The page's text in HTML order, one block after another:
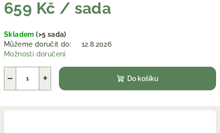
659 Kč / sada
cena:
Skladem(>5 sada)
Můžeme doručit do:
12.8.2026
Možnosti doručení
+
− Do košíku